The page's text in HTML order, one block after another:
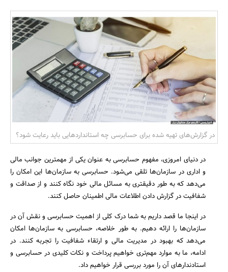
بانک، بیمه و سرمایه
مسکن و ساختمان
در گزارش‌های تهیه شده برای حسابرسی چه استانداردهایی باید رعایت شود؟
در دنیای امروزی، مفهوم حسابرسی به عنوان یکی از مهمترین جوانب مالی
و اداری در سازمان‌ها تلقی می‌شود. حسابرسی به سازمان‌ها این امکان را
می‌دهد که به طور دقیقتری به مسائل مالی خود نگاه کنند و از صداقت و
شفافیت در گزارش دادن اطلاعات مالی اطمینان حاصل کنند.
در اینجا ما قصد داریم به شما درک کلی از اهمیت حسابرسی و نقش آن در
سازمان‌ها را ارائه دهیم. به طور خلاصه، حسابرسی به سازمان‌ها امکان
می‌دهد که بهبود در مدیریت مالی و ارتقاء شفافیت را تجربه کنند. در
ادامه، ما به موارد مهم‌تری خواهیم پرداخت و نکات کلیدی در حسابرسی و
استادندارهای آن را مورد بررسی قرار خواهیم داد.